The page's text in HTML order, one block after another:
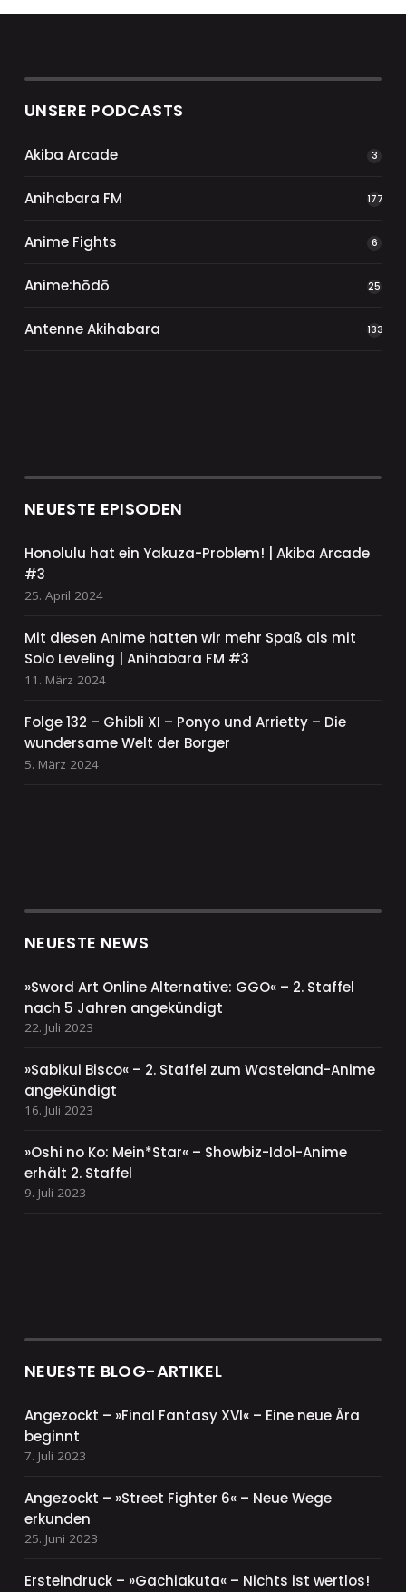
UNSERE PODCASTS
Akiba Arcade 3
Anihabara FM 177
Anime Fights 6
Anime:hōdō 25
Antenne Akihabara 133
NEUESTE EPISODEN
Honolulu hat ein Yakuza-Problem! | Akiba Arcade
#3
25. April 2024
Mit diesen Anime hatten wir mehr Spaß als mit
Solo Leveling | Anihabara FM #3
11. März 2024
Folge 132 – Ghibli XI – Ponyo und Arrietty – Die
wundersame Welt der Borger
5. März 2024
NEUESTE NEWS
»Sword Art Online Alternative: GGO« – 2. Staffel
nach 5 Jahren angekündigt
22. Juli 2023
»Sabikui Bisco« – 2. Staffel zum Wasteland-Anime
angekündigt
16. Juli 2023
»Oshi no Ko: Mein*Star« – Showbiz-Idol-Anime
erhält 2. Staffel
9. Juli 2023
NEUESTE BLOG-ARTIKEL
Angezockt – »Final Fantasy XVI« – Eine neue Ära
beginnt
7. Juli 2023
Angezockt – »Street Fighter 6« – Neue Wege
erkunden
25. Juni 2023
Ersteindruck – »Gachiakuta« – Nichts ist wertlos!